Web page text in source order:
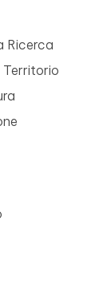
Ricerca
Territorio